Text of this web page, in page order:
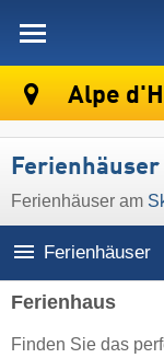
Alpe
Ferienhäuser am
Ferienhäuser
Ferienhaus
Finden Sie das